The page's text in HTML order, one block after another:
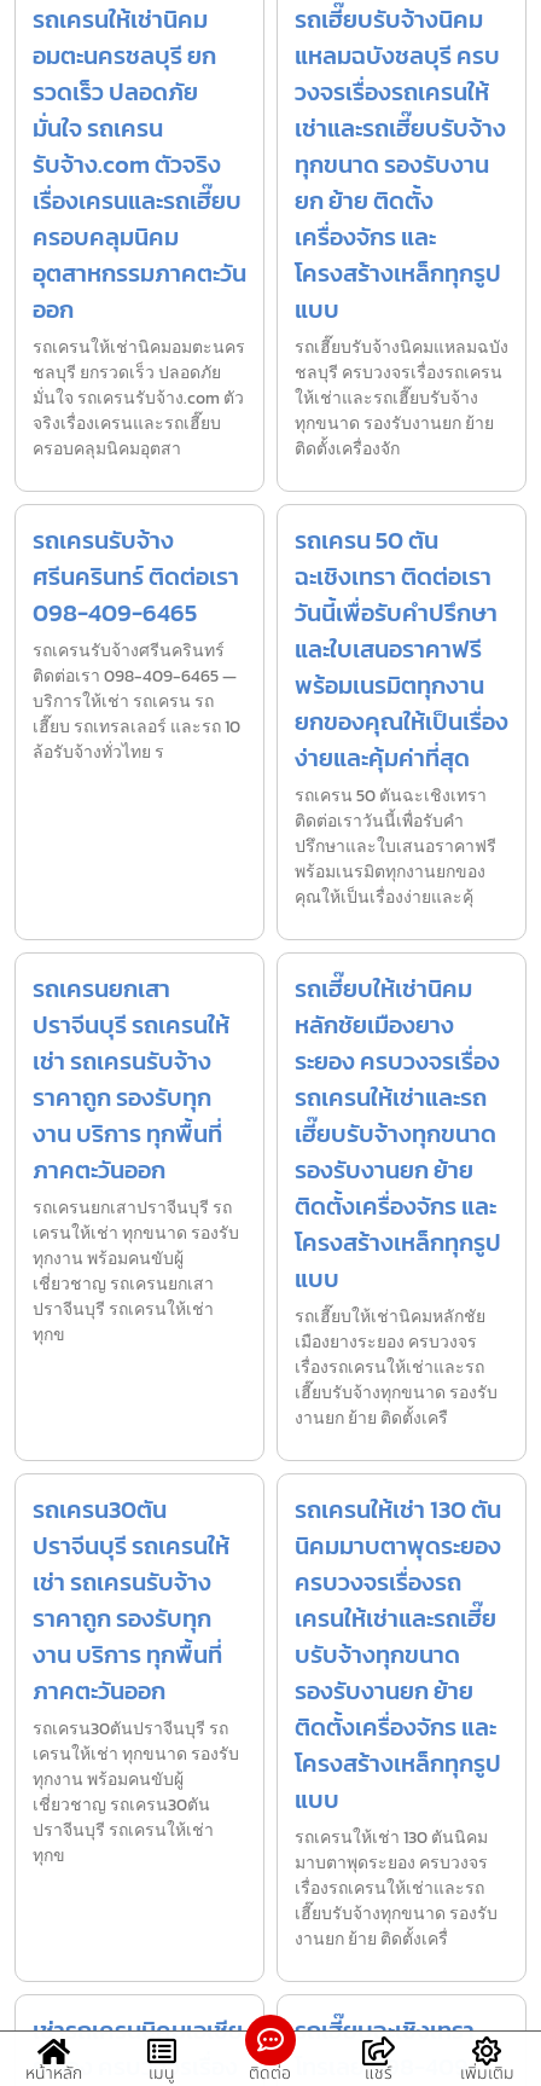
รถเครนให้เช่านิคม
อมตะนครชลบุรี ยก
รวดเร็ว ปลอดภัย
มั่นใจ รถเครน
รับจ้าง.com ตัวจริง
เรื่องเครนและรถเฮี๊ยบ
ครอบคลุมนิคม
อุตสาหกรรมภาคตะวัน
ออก
รถเครนให้เช่านิคมอมตะนคร
ชลบุรี ยกรวดเร็ว ปลอดภัย
มั่นใจ รถเครนรับจ้าง.com ตัว
จริงเรื่องเครนและรถเฮี๊ยบ
ครอบคลุมนิคมอุตสา
รถเฮี๊ยบรับจ้างนิคม
แหลมฉบังชลบุรี ครบ
วงจรเรื่องรถเครนให้
เช่าและรถเฮี๊ยบรับจ้าง
ทุกขนาด รองรับงาน
ยก ย้าย ติดตั้ง
เครื่องจักร และ
โครงสร้างเหล็กทุกรูป
แบบ
รถเฮี๊ยบรับจ้างนิคมแหลมฉบัง
ชลบุรี ครบวงจรเรื่องรถเครน
ให้เช่าและรถเฮี๊ยบรับจ้าง
ทุกขนาด รองรับงานยก ย้าย
ติดตั้งเครื่องจัก
รถเครนรับจ้าง
ศรีนครินทร์ ติดต่อเรา
098-409-6465
รถเครนรับจ้างศรีนครินทร์
ติดต่อเรา 098-409-6465 —
บริการให้เช่า รถเครน รถ
เฮี๊ยบ รถเทรลเลอร์ และรถ 10
ล้อรับจ้างทั่วไทย ร
รถเครน 50 ตัน
ฉะเชิงเทรา ติดต่อเรา
วันนี้เพื่อรับคำปรึกษา
และใบเสนอราคาฟรี
พร้อมเนรมิตทุกงาน
ยกของคุณให้เป็นเรื่อง
ง่ายและคุ้มค่าที่สุด
รถเครน 50 ตันฉะเชิงเทรา
ติดต่อเราวันนี้เพื่อรับคำ
ปรึกษาและใบเสนอราคาฟรี
พร้อมเนรมิตทุกงานยกของ
คุณให้เป็นเรื่องง่ายและคุ้
รถเครนยกเสา
ปราจีนบุรี รถเครนให้
เช่า รถเครนรับจ้าง
ราคาถูก รองรับทุก
งาน บริการ ทุกพื้นที่
ภาคตะวันออก
รถเครนยกเสาปราจีนบุรี รถ
เครนให้เช่า ทุกขนาด รองรับ
ทุกงาน พร้อมคนขับผู้
เชี่ยวชาญ รถเครนยกเสา
ปราจีนบุรี รถเครนให้เช่า
ทุกข
รถเฮี๊ยบให้เช่านิคม
หลักชัยเมืองยาง
ระยอง ครบวงจรเรื่อง
รถเครนให้เช่าและรถ
เฮี๊ยบรับจ้างทุกขนาด
รองรับงานยก ย้าย
ติดตั้งเครื่องจักร และ
โครงสร้างเหล็กทุกรูป
แบบ
รถเฮี๊ยบให้เช่านิคมหลักชัย
เมืองยางระยอง ครบวงจร
เรื่องรถเครนให้เช่าและรถ
เฮี๊ยบรับจ้างทุกขนาด รองรับ
งานยก ย้าย ติดตั้งเครื
รถเครน30ตัน
ปราจีนบุรี รถเครนให้
เช่า รถเครนรับจ้าง
ราคาถูก รองรับทุก
งาน บริการ ทุกพื้นที่
ภาคตะวันออก
รถเครน30ตันปราจีนบุรี รถ
เครนให้เช่า ทุกขนาด รองรับ
ทุกงาน พร้อมคนขับผู้
เชี่ยวชาญ รถเครน30ตัน
ปราจีนบุรี รถเครนให้เช่า
ทุกข
รถเครนให้เช่า 130 ตัน
นิคมมาบตาพุดระยอง
ครบวงจรเรื่องรถ
เครนให้เช่าและรถเฮี๊ย
บรับจ้างทุกขนาด
รองรับงานยก ย้าย
ติดตั้งเครื่องจักร และ
โครงสร้างเหล็กทุกรูป
แบบ
รถเครนให้เช่า 130 ตันนิคม
มาบตาพุดระยอง ครบวงจร
เรื่องรถเครนให้เช่าและรถ
เฮี๊ยบรับจ้างทุกขนาด รองรับ
งานยก ย้าย ติดตั้งเครื่
เช่ารถเครนนิคมเอเชีย
ระยอง ครบวงจรเรื่อง
รถเฮี๊ยบฉะเชิงเทรา
โทรเลย 098-409-
หน้าหลัก เมนู ติดต่อ แชร์ เพิ่มเติม